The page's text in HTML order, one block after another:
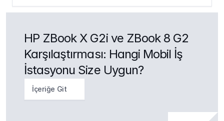
HP ZBook X G2i ve ZBook 8 G2
Karşılaştırması: Hangi Mobil İş
İstasyonu Size Uygun?
İçeriğe Git